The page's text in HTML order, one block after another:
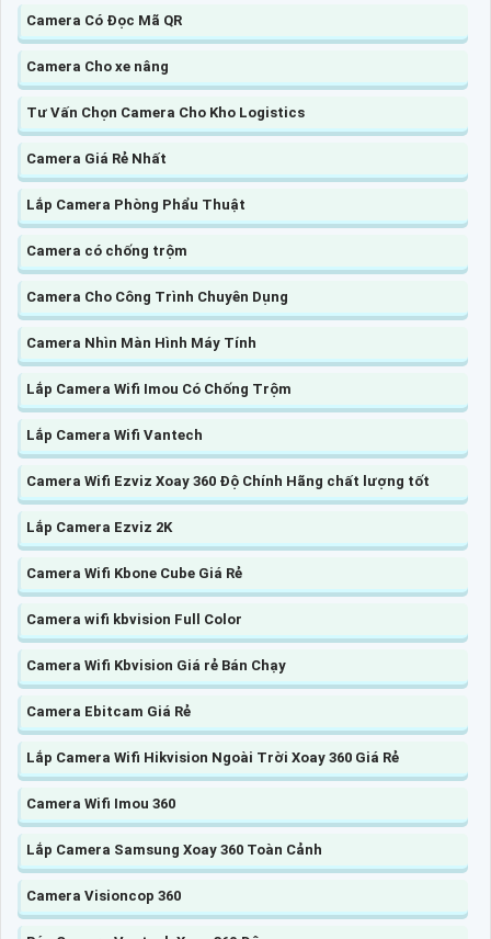
Camera Có Đọc Mã QR
Camera Cho xe nâng
Tư Vấn Chọn Camera Cho Kho Logistics
Camera Giá Rẻ Nhất
Lắp Camera Phòng Phẩu Thuật
Camera có chống trộm
Camera Cho Công Trình Chuyên Dụng
Camera Nhìn Màn Hình Máy Tính
Lắp Camera Wifi Imou Có Chống Trộm
Lắp Camera Wifi Vantech
Camera Wifi Ezviz Xoay 360 Độ Chính Hãng chất lượng tốt
Lắp Camera Ezviz 2K
Camera Wifi Kbone Cube Giá Rẻ
Camera wifi kbvision Full Color
Camera Wifi Kbvision Giá rẻ Bán Chạy
Camera Ebitcam Giá Rẻ
Lắp Camera Wifi Hikvision Ngoài Trời Xoay 360 Giá Rẻ
Camera Wifi Imou 360
Lắp Camera Samsung Xoay 360 Toàn Cảnh
Camera Visioncop 360